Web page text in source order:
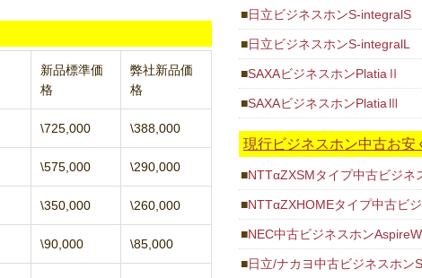
新品標準価
格
弊社新品価
格
\725,000 \388,000
\575,000 \290,000
\350,000 \260,000
\90,000 \85,000
日立ビジネスホンS-integralS
日立ビジネスホンS-integralL
SAXAビジネスホンPlatiaⅡ
SAXAビジネスホンPlatiaⅢ
現行ビジネスホン中古お安
NTTαZXSMタイプ中古ビジネ
NTTαZXHOMEタイプ中古ビ
NEC中古ビジネスホン
日立/ナカヨ中古ビジネスホン